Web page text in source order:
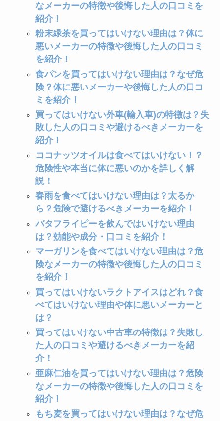
なメーカーの特徴や後悔した人の口コミを
紹介！
粉末緑茶を買ってはいけない理由は？体に
悪いメーカーの特徴や後悔した人の口コミ
を紹介！
食パンを買ってはいけない理由は？なぜ危
険？体に悪いメーカーや後悔した人の口コ
ミを紹介！
買ってはいけない外車(輸入車)の特徴は？失
敗した人の口コミや避けるべきメーカーを
紹介！
ココナッツオイルは食べてはいけない！？
危険性や本当に体に悪いのかを詳しく解
説！
春雨を食べてはいけない理由は？太るか
ら？危険で避けるべきメーカーを紹介！
バタフライピーを飲んではいけない理由
は？効能や成分・口コミを紹介！
マーガリンを食べてはいけない理由は？危
険なメーカーの特徴や後悔した人の口コミ
を紹介！
買ってはいけないラクトアイスはどれ？食
べてはいけない理由や体に悪いメーカーと
は？
買ってはいけない中古車の特徴は？失敗し
た人の口コミや避けるべきメーカーを紹
介！
亜麻仁油を買ってはいけない理由は？危険
なメーカーの特徴や後悔した人の口コミを
紹介！
もち麦を買ってはいけない理由は？なぜ危